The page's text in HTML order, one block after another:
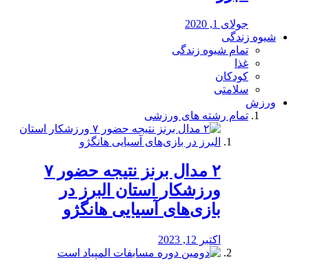
جولای 1, 2020
شیوه زندگی
تمام شیوه زندگی
غذا
کودکان
سلامتی
ورزش
تمام رشته های ورزشی
۲ مدال برنز نتیجه حضور ۷
ورزشکار استان البرز در
بازی‌های آسیایی هانگژو
اکتبر 12, 2023